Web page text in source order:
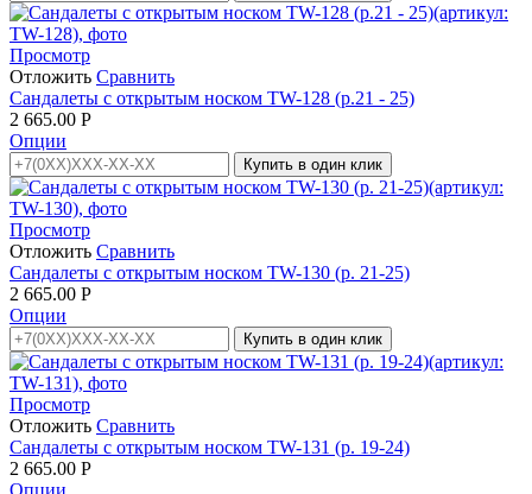
Просмотр
Отложить Сравнить
Сандалеты с открытым носком TW-128 (р.21 - 25)
2 665.00 Р
Опции
Купить в один клик
Просмотр
Отложить Сравнить
Сандалеты с открытым носком TW-130 (р. 21-25)
2 665.00 Р
Опции
Купить в один клик
Просмотр
Отложить Сравнить
Сандалеты с открытым носком TW-131 (р. 19-24)
2 665.00 Р
Опции